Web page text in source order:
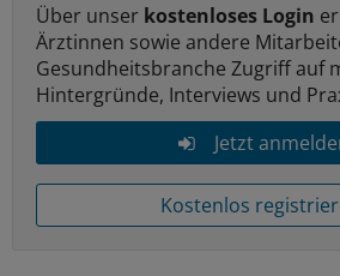
Über unser kostenloses Login
Ärztinnen sowie andere
Gesundheitsbranche Zugriff auf
Hintergründe, Interviews und
Jetzt
Kostenlos